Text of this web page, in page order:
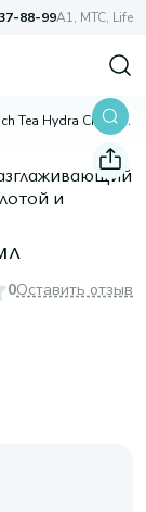
88-99A1, МТС, Life
Peach Tea Hydra Cream, 50 мл
и
0Оставить отзыв